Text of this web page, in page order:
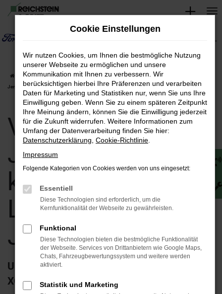
Zum
springen
Startseite Jena Volvo
Volvo XC90 in Jena günstig kaufen | Lieferservice nach
Jena
Volvo XC90 in
Jena günstig
kaufen |
Lieferservice nach
Jena
Unterwegs in Jena – warum nicht im Volvo
XC90?
Cookie Einstellungen
Wir nutzen Cookies, um Ihnen die bestmögliche Nutzung
unserer Webseite zu ermöglichen und unsere
Kommunikation mit Ihnen zu verbessern. Wir
berücksichtigen hierbei Ihre Präferenzen und verarbeiten
Daten für Marketing und Statistiken nur, wenn Sie uns Ihre
Einwilligung geben. Wenn Sie zu einem späteren Zeitpunkt
Ihre Meinung ändern, können Sie die Einwilligung jederzeit
für die Zukunft widerrufen. Weitere Informationen zum
Umfang der Datenverarbeitung finden Sie hier:
Datenschutzerklärung Cookie-Richtlinie
Impressum
Folgende Kategorien von Cookies werden von uns eingesetzt:
Essentiell
Diese Technologien sind erforderlich, um die
Kernfunktionalität der Webseite zu gewährleisten.
Funktional
Diese Technologien bieten die bestmögliche Funktionalität
der Webseite. Services von Drittanbietern wie Google Maps,
Chats, Fahrzeugbewertungssystem und weitere werden
aktiviert.
Statistik und Marketing